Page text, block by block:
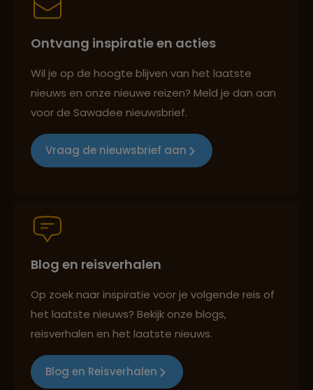
Best beoordeelde reisroutes
Reizen met oog voor mens, cultuur en milieu
Best beoordeelde reisroutes
Reizen met oog voor mens, cultuur en milieu
Ontvang inspiratie en acties
Wil je op de hoogte blijven van het laatste
nieuws en onze nieuwe reizen? Meld je dan aan
voor de Sawadee nieuwsbrief.
Vraag de nieuwsbrief aan
Blog en reisverhalen
Op zoek naar inspiratie voor je volgende reis of
het laatste nieuws? Bekijk onze blogs,
reisverhalen en het laatste nieuws.
Blog en Reisverhalen